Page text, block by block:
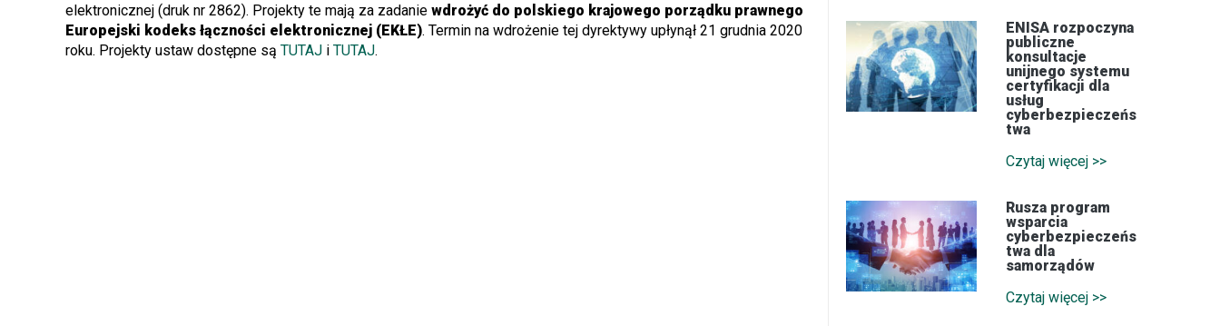
elektronicznej (druk nr 2862). Projekty te mają za zadanie wdrożyć do polskiego krajowego porządku prawnego
Europejski kodeks łączności elektronicznej (EKŁE). Termin na wdrożenie tej dyrektywy upłynął 21 grudnia 2020
roku. Projekty ustaw dostępne są TUTAJ i TUTAJ.
ENISA rozpoczyna
publiczne
konsultacje
unijnego systemu
certyfikacji dla
usług
cyberbezpieczeńs
twa
Czytaj więcej >>
Rusza program
wsparcia
cyberbezpieczeńs
twa dla
samorządów
Czytaj więcej >>